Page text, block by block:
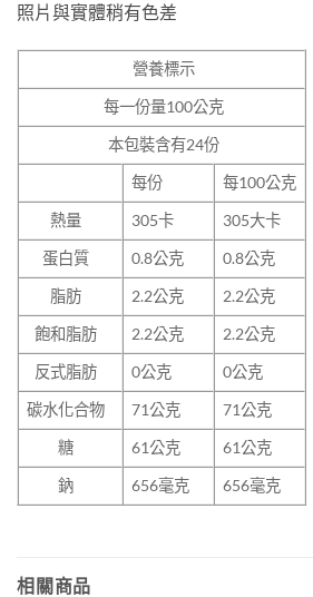
照片與實體稍有色差
營養標示
每一份量100公克
本包裝含有24份
每份
每100公克
熱量
305卡 305大卡
蛋白質
0.8公克
0.8公克
脂肪
2.2公克 2.2公克
飽和脂肪
2.2公克 2.2公克
反式脂肪
0公克
0公克
碳水化合物
71公克
71公克
糖
61公克
61公克
鈉
656毫克 656毫克
相關商品